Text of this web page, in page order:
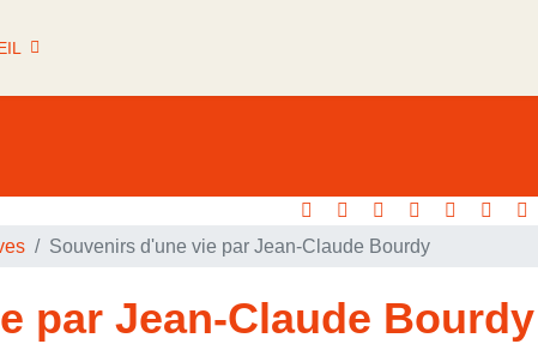
Souvenirs d'une vie par Jean-Claude Bourdy
par Jean-Claude Bourdy